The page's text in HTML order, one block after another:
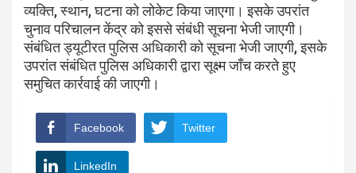
व्यक्ति, स्थान, घटना को लोकेट किया जाएगा। इसके उपरांत
चुनाव परिचालन केंद्र को इससे संबंधी सूचना भेजी जाएगी।
संबंधित ड्यूटीरत पुलिस अधिकारी को सूचना भेजी जाएगी, इसके
उपरांत संबंधित पुलिस अधिकारी द्वारा सूक्ष्म जाँच करते हुए
समुचित कार्रवाई की जाएगी।
Facebook Twitter
LinkedIn